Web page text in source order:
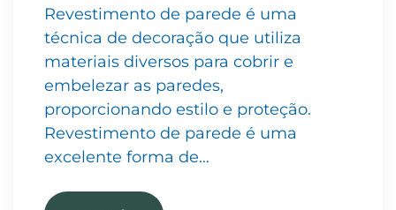
Revestimento de parede é uma
técnica de decoração que utiliza
materiais diversos para cobrir e
embelezar as paredes,
proporcionando estilo e proteção.
Revestimento de parede é uma
excelente forma de…